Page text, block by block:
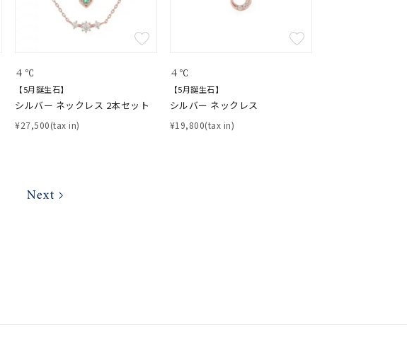
４℃
【5月誕生石】
シルバー ネックレス 2本セット
¥27,500(tax in)
４℃
【5月誕生石】
シルバー ネックレス
¥19,800(tax in)